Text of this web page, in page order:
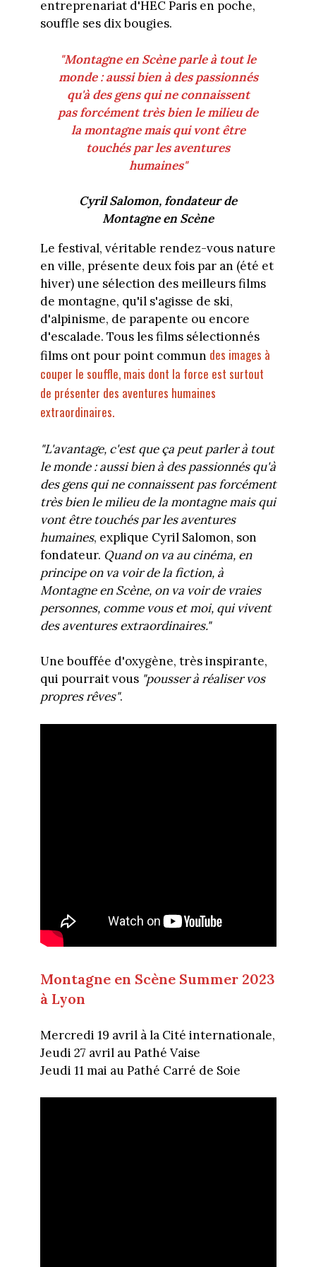
entreprenariat d'HEC Paris en poche,
souffle ses dix bougies.
"Montagne en Scène parle à tout le
monde : aussi bien à des passionnés
qu'à des gens qui ne connaissent
pas forcément très bien le milieu de
la montagne mais qui vont être
touchés par les aventures
humaines"
Cyril Salomon, fondateur de
Montagne en Scène
Le festival, véritable rendez-vous nature
en ville, présente deux fois par an (été et
hiver) une sélection des meilleurs films
de montagne, qu'il s'agisse de ski,
d'alpinisme, de parapente ou encore
d'escalade. Tous les films sélectionnés
films ont pour point commun des images à
couper le souffle, mais dont la force est surtout
de présenter des aventures humaines
extraordinaires.
"L'avantage, c'est que ça peut parler à tout
le monde : aussi bien à des passionnés qu'à
des gens qui ne connaissent pas forcément
très bien le milieu de la montagne mais qui
vont être touchés par les aventures
humaines, explique Cyril Salomon, son
fondateur. Quand on va au cinéma, en
principe on va voir de la fiction, à
Montagne en Scène, on va voir de vraies
personnes, comme vous et moi, qui vivent
des aventures extraordinaires."
Une bouffée d'oxygène, très inspirante,
qui pourrait vous "pousser à réaliser vos
propres rêves".
Montagne en Scène Summer 2023
à Lyon
Mercredi 19 avril à la Cité internationale,
Jeudi 27 avril au Pathé Vaise
Jeudi 11 mai au Pathé Carré de Soie